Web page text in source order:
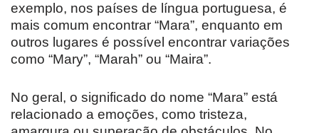
exemplo, nos países de língua portuguesa, é
mais comum encontrar “Mara”, enquanto em
outros lugares é possível encontrar variações
como “Mary”, “Marah” ou “Maira”.
No geral, o significado do nome “Mara” está
relacionado a emoções, como tristeza,